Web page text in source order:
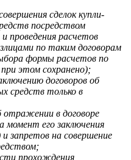
сделок купли-
посредством
проведения расчетов
по таким договорам
формы расчетов по
этом сохранено);
договоров об
средств только в
отражении в договоре
момент его заключения
запретов на совершение
прохождения